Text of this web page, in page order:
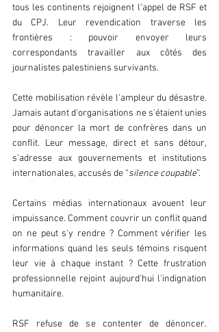
tous les continents rejoignent l'appel de RSF et
du CPJ. Leur revendication traverse les
frontières : pouvoir envoyer leurs
correspondants travailler aux côtés des
journalistes palestiniens survivants.
Cette mobilisation révèle l'ampleur du désastre.
Jamais autant d'organisations ne s'étaient unies
pour dénoncer la mort de confrères dans un
conflit. Leur message, direct et sans détour,
s'adresse aux gouvernements et institutions
internationales, accusés de “silence coupable”.
Certains médias internationaux avouent leur
impuissance. Comment couvrir un conflit quand
on ne peut s'y rendre ? Comment vérifier les
informations quand les seuls témoins risquent
leur vie à chaque instant ? Cette frustration
professionnelle rejoint aujourd'hui l'indignation
humanitaire.
RSF refuse de se contenter de dénoncer.